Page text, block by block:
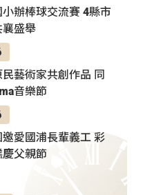
小辦棒球交流賽 4縣市
襄盛舉
民藝術家共創作品 同
音樂節
邀愛國浦長輩義工 彩
慶父親節